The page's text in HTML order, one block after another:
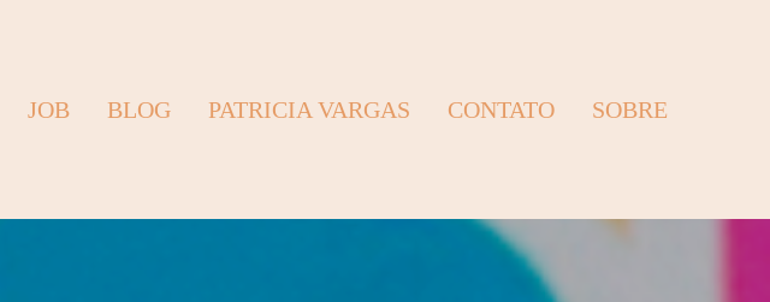
JOB BLOG PATRICIA VARGAS CONTATO SOBRE